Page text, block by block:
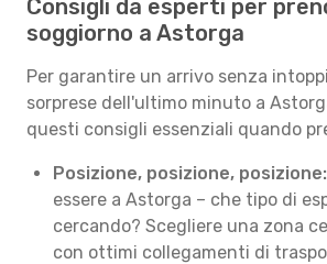
Consigli da esperti per
soggiorno a Astorga
Per garantire un arrivo senza
sorprese dell'ultimo minuto a
questi consigli essenziali quando
Posizione, posizione, posizione:
essere a Astorga – che tipo di
cercando? Scegliere una zona
con ottimi collegamenti di